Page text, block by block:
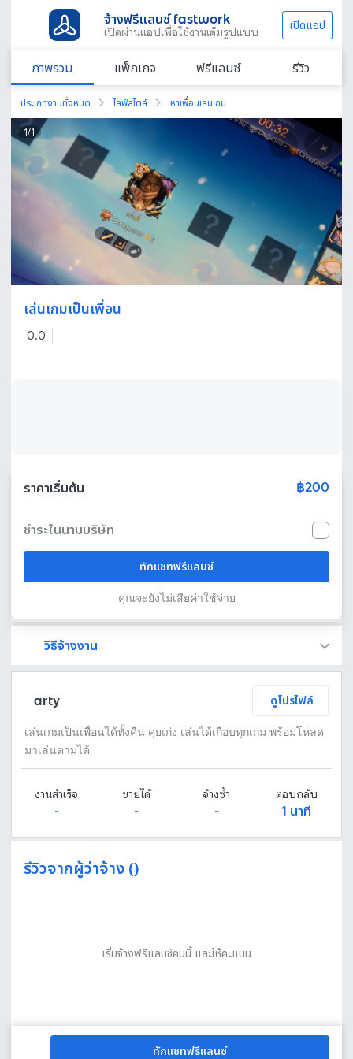
จ้างฟรีแลนซ์ fastwork
เปิดผ่านแอปเพื่อใช้งานเต็มรูปแบบ เปิดแอป
ภาพรวม แพ็กเกจ ฟรีแลนซ์ รีวิว
ประเภทงานทั้งหมด ไลฟ์สไตล์ หาเพื่อนเล่นเกม
1/1
เล่นเกมเป็นเพื่อน
0.0
ราคาเริ่มต้น ฿200
ชำระในนามบริษัท
ทักแชทฟรีแลนซ์
คุณจะยังไม่เสียค่าใช้จ่าย
วิธีจ้างงาน
arty ดูโปรไฟล์
เล่นเกมเป็นเพื่อนได้ทั้งคืน คุยเก่ง เล่นได้เกือบทุกเกม พร้อมโหลด
มาเล่นตามได้
งานสำเร็จ
-
ขายได้
-
จ้างซ้ำ
-
ตอบกลับ
1 นาที
รีวิวจากผู้ว่าจ้าง ()
เริ่มจ้างฟรีแลนซ์คนนี้ และให้คะแนน
ทักแชทฟรีแลนซ์